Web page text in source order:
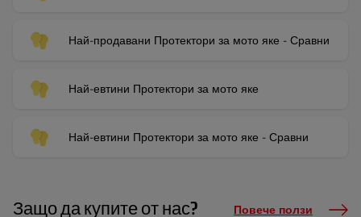
Най-продавани Протектори за мото яке - Сравни
Най-евтини Протектори за мото яке
Най-евтини Протектори за мото яке - Сравни
Защо да купите от нас? Повече ползи